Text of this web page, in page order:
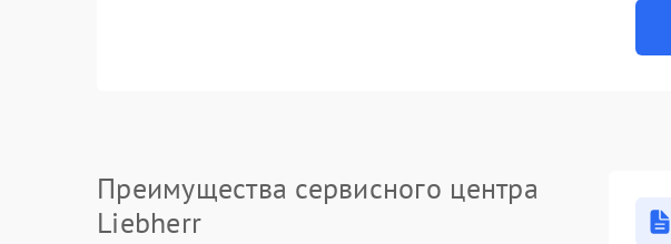
Преимущества сервисного центра
Liebherr